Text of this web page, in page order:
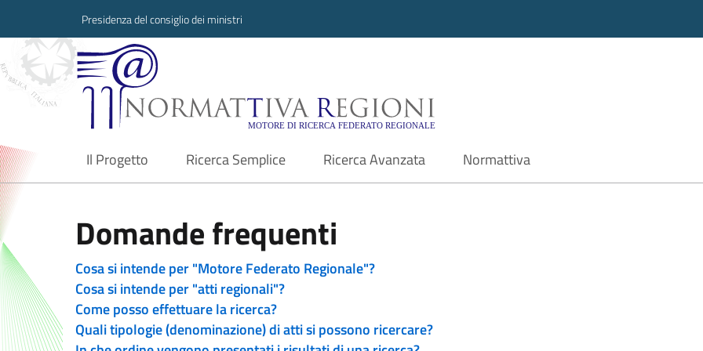
Presidenza del consiglio dei ministri
Normattiva Regioni - Motore di ricerca
Il Progetto
current Ricerca Semplice Ricerca Avanzata Normattiva
Domande frequenti
Cosa si intende per "Motore Federato Regionale"?
Cosa si intende per "atti regionali"?
Come posso effettuare la ricerca?
Quali tipologie (denominazione) di atti si possono ricercare?